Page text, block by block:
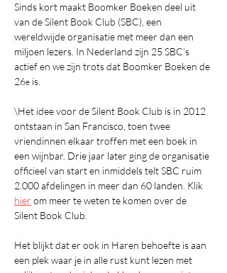
Sinds kort maakt Boomker Boeken deel uit
van de Silent Book Club (SBC), een
wereldwijde organisatie met meer dan een
miljoen lezers. In Nederland zijn 25 SBC’s
actief en we zijn trots dat Boomker Boeken de
26e is.
\Het idee voor de Silent Book Club is in 2012
ontstaan in San Francisco, toen twee
vriendinnen elkaar troffen met een boek in
een wijnbar. Drie jaar later ging de organisatie
officieel van start en inmiddels telt SBC ruim
2.000 afdelingen in meer dan 60 landen. Klik
hier om meer te weten te komen over de
Silent Book Club.
Het blijkt dat er ook in Haren behoefte is aan
een plek waar je in alle rust kunt lezen met